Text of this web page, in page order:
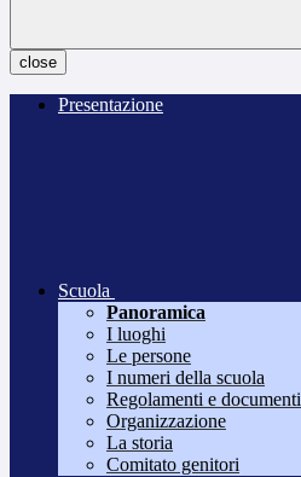
close
Presentazione
Scuola
Panoramica
I luoghi
Le persone
I numeri della scuola
Regolamenti e documenti
Organizzazione
La storia
Comitato genitori